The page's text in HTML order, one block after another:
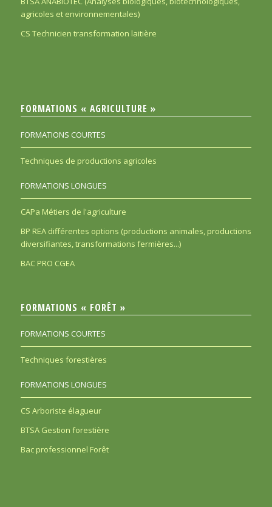
agricoles et environnementales)
CS Technicien transformation laitière
FORMATIONS « AGRICULTURE »
FORMATIONS COURTES
Techniques de productions agricoles
FORMATIONS LONGUES
CAPa Métiers de l'agriculture
BP REA différentes options (productions animales, productions
diversifiantes, transformations fermières...)
BAC PRO CGEA
FORMATIONS « FORÊT »
FORMATIONS COURTES
Techniques forestières
FORMATIONS LONGUES
CS Arboriste élagueur
BTSA Gestion forestière
Bac professionnel Forêt